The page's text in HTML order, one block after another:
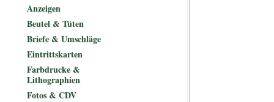
Anzeigen
Beutel & Tüten
Briefe & Umschläge
Eintrittskarten
Farbdrucke &
Lithographien
Fotos & CDV